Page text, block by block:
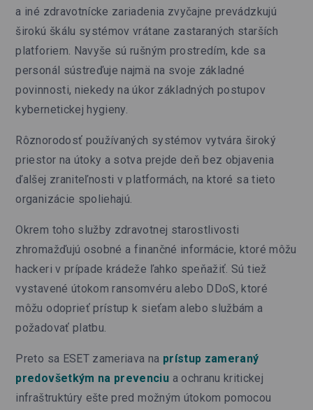
a iné zdravotnícke zariadenia zvyčajne prevádzkujú
širokú škálu systémov vrátane zastaraných starších
platforiem. Navyše sú rušným prostredím, kde sa
personál sústreďuje najmä na svoje základné
povinnosti, niekedy na úkor základných postupov
kybernetickej hygieny.
Rôznorodosť používaných systémov vytvára široký
priestor na útoky a sotva prejde deň bez objavenia
ďalšej zraniteľnosti v platformách, na ktoré sa tieto
organizácie spoliehajú.
Okrem toho služby zdravotnej starostlivosti
zhromažďujú osobné a finančné informácie, ktoré môžu
hackeri v prípade krádeže ľahko speňažiť. Sú tiež
vystavené útokom ransomvéru alebo DDoS, ktoré
môžu odoprieť prístup k sieťam alebo službám a
požadovať platbu.
Preto sa ESET zameriava na prístup zameraný
predovšetkým na prevenciu a ochranu kritickej
infraštruktúry ešte pred možným útokom pomocou